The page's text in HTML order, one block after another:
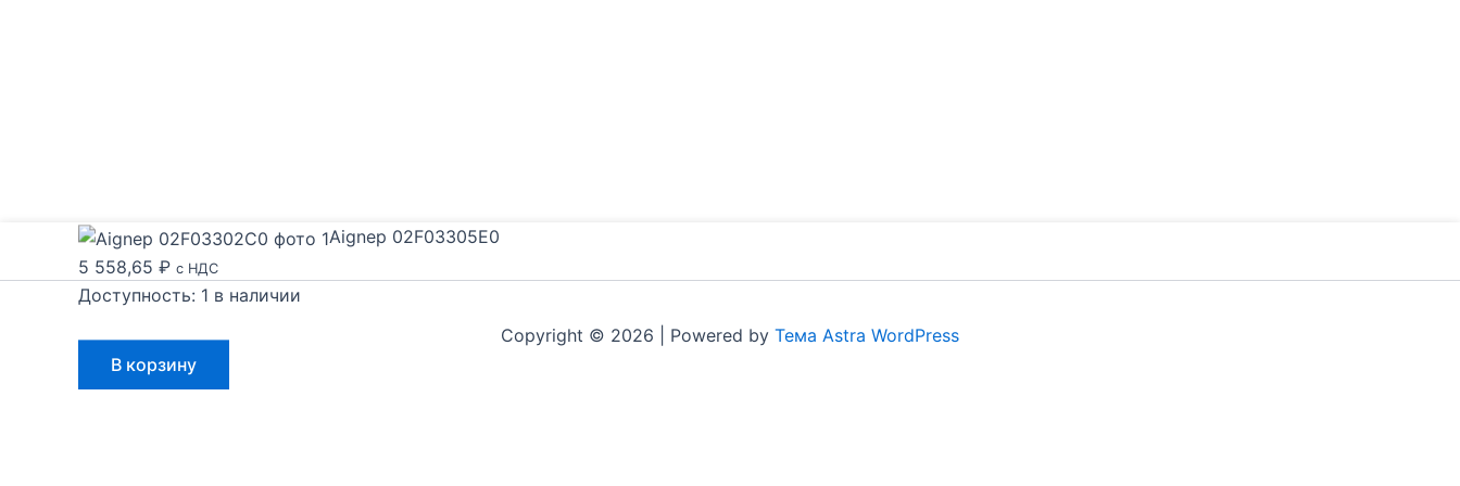
Copyright © 2026 | Powered by Тема Astra WordPress
Aignep 02F03305E0
5 558,65 ₽ с НДС
Доступность: 1 в наличии
товара
Aignep
В корзину